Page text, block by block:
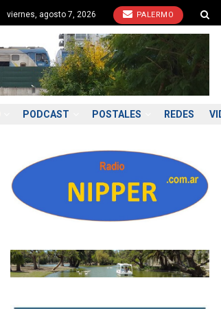
viernes, agosto 7, 2026 PALERMO
PODCAST POSTALES REDES